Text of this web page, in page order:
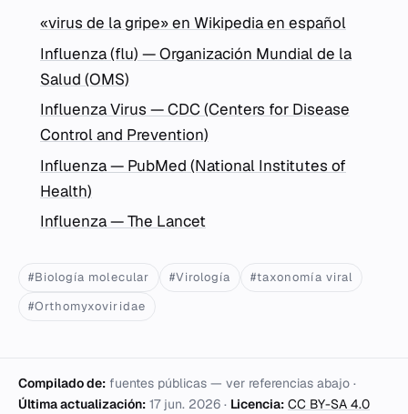
«virus de la gripe» en Wikipedia en español
Influenza (flu) — Organización Mundial de la
Salud (OMS)
Influenza Virus — CDC (Centers for Disease
Control and Prevention)
Influenza — PubMed (National Institutes of
Health)
Influenza — The Lancet
#Biología molecular #Virología
#taxonomía viral
#Orthomyxoviridae
Compilado de: fuentes públicas — ver referencias abajo ·
Última actualización: 17 jun. 2026 · Licencia: CC BY-SA 4.0